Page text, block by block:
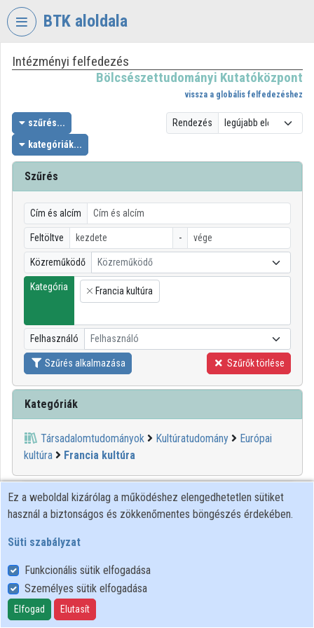
Fejléc kihagyása
BTK aloldala
VIDEOTORIUM
KUTATÓKÖZPONT
Intézményi kezdőlap
Bejelentkezés
Intézményi felfedezés
Kategóriák
Intézményi listák
Intézmények
Közreműködők
Intézményi felfedezés
Bölcsészettudományi Kutatóközpont
vissza a globális felfedezéshez
szűrés...
kategóriák...
Rendezés
Szűrés
Cím és alcím
Feltöltve -
Közreműködő Közreműködő
Kategória
×
Francia kultúra
Felhasználó Felhasználó
Szűrés alkalmazása Szűrők törlése
Kategóriák
Társadalomtudományok Kultúratudomány
Európai
kultúra
Francia kultúra
00:19:57 BTK
Ez a weboldal kizárólag a működéshez elengedhetetlen sütiket
használ a biztonságos és zökkenőmentes böngészés érdekében.
Süti szabályzat
Funkcionális sütik elfogadása
Személyes sütik elfogadása
Elfogad Elutasít